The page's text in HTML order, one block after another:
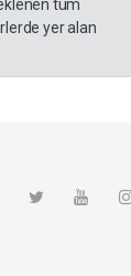
tüm
yer alan